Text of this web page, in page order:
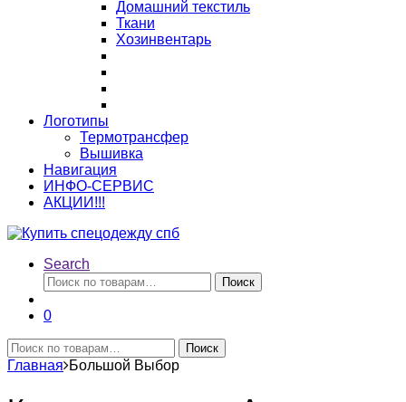
Домашний текстиль
Ткани
Хозинвентарь
Логотипы
Термотрансфер
Вышивка
Навигация
ИНФО-СЕРВИС
АКЦИИ!!!
Search
Искать:
Поиск
0
Искать:
Поиск
Главная Большой Выбор